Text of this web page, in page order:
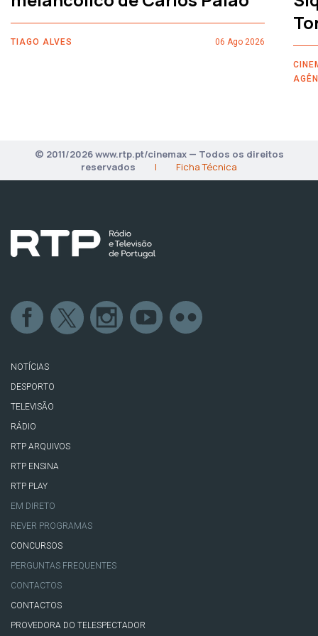
TIAGO ALVES 06 Ago 2026
© 2011/2026 www.rtp.pt/cinemax — Todos os direitos
reservados
| Ficha Técnica
NOTÍCIAS
DESPORTO
TELEVISÃO
RÁDIO
RTP ARQUIVOS
RTP ENSINA
RTP PLAY
EM DIRETO
REVER PROGRAMAS
CONCURSOS
PERGUNTAS FREQUENTES
CONTACTOS
CONTACTOS
PROVEDORA DO TELESPECTADOR